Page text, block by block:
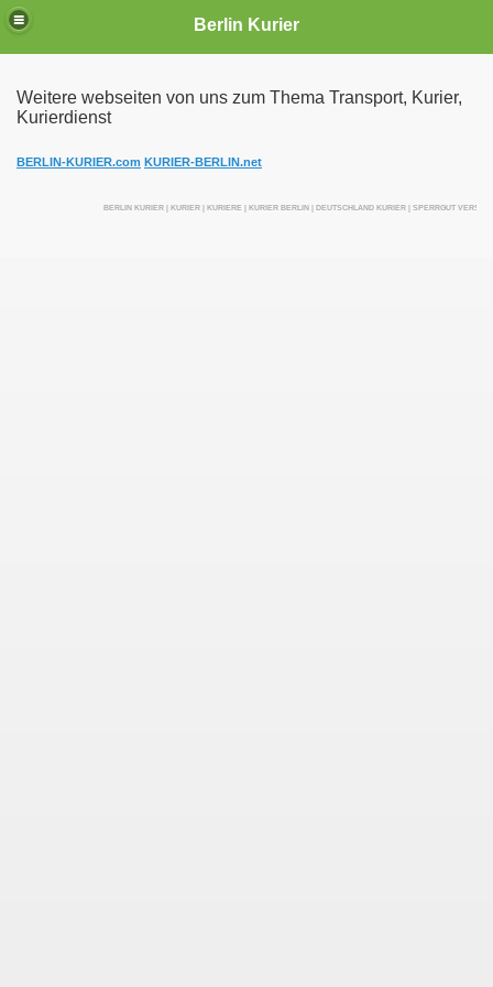
Berlin Kurier
Weitere webseiten von uns zum Thema Transport, Kurier,
Kurierdienst
BERLIN-KURIER.com KURIER-BERLIN.net
BERLIN KURIER | KURIER | KURIERE | KURIER BERLIN | DEUTSCHLAND KURIER | SPERRGUT